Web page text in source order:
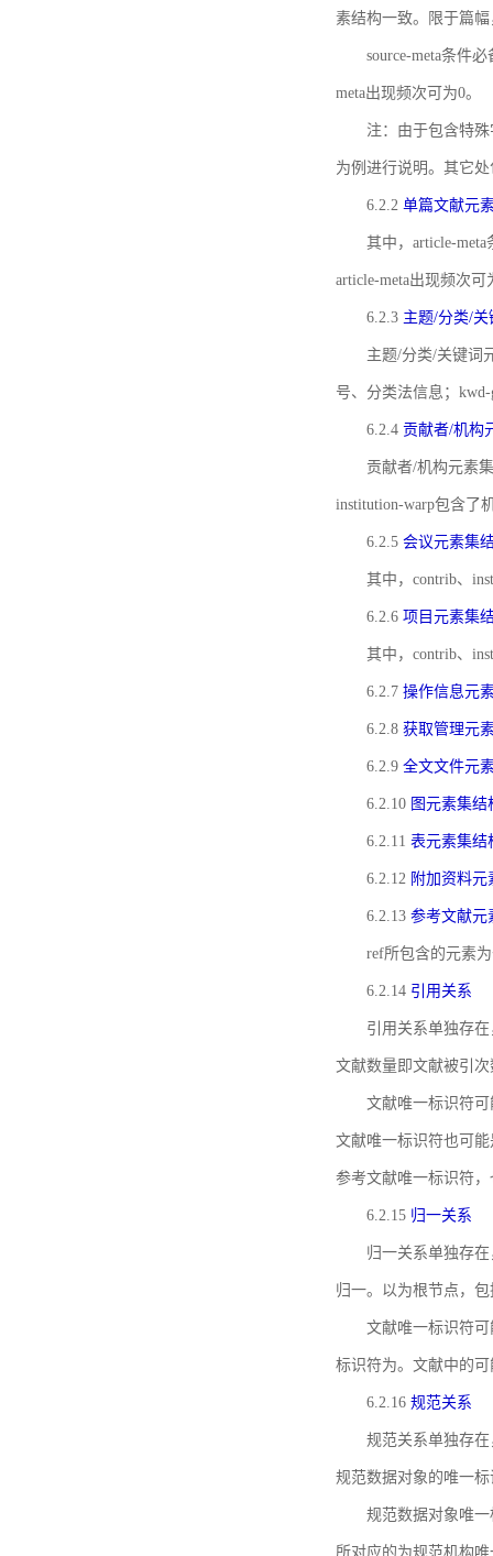
素结构一致。限于篇
source-meta条件
meta出现频次可为0。
注：由于包含特殊
为例进行说明。其它
6.2.2 单篇文献元
其中，article-
article-meta出现频次可
6.2.3 主题/分类/
主题/分类/关键词
号、分类法信息；
6.2.4 贡献者/机构
贡献者/机构元素
institution-warp包含了
6.2.5 会议元素集
其中，contrib、
6.2.6 项目元素集
其中，contrib、
6.2.7 操作信息元
6.2.8 获取管理元
6.2.9 全文文件元
6.2.10 图元素集结
6.2.11 表元素集结
6.2.12 附加资料元
6.2.13 参考文献元
ref所包含的元素
6.2.14 引用关系
引用关系单独存
文献数量即文献被引
文献唯一标识符
文献唯一标识符也可
参考文献唯一标识符
6.2.15 归一关系
归一关系单独存
归一。以为根节点，
文献唯一标识符
标识符为。文献中的
6.2.16 规范关系
规范关系单独存
规范数据对象的唯一
规范数据对象唯一
所对应的为规范机构